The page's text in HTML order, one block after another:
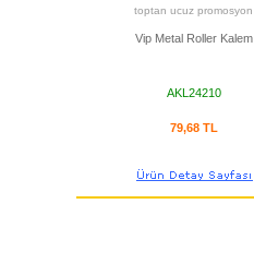
toptan ucuz promosyon
Vip Metal Roller Kalem
AKL24210
79,68 TL